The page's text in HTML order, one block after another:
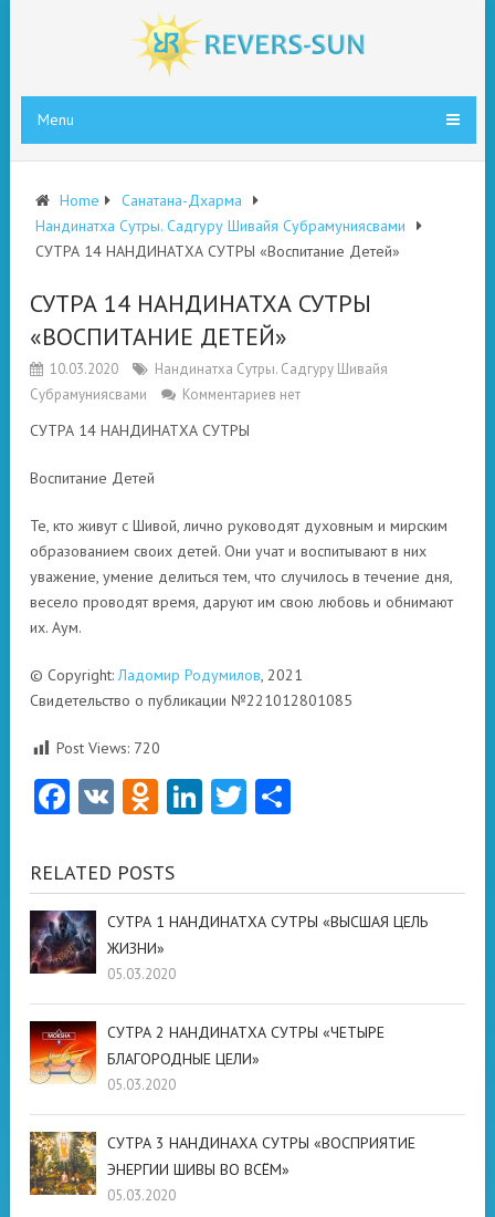
Menu
Home
Санатана-Дхарма
Нандинатха Сутры. Садгуру Шивайя Субрамуниясвами
СУТРА 14 НАНДИНАТХА СУТРЫ «Воспитание Детей»
СУТРА 14 НАНДИНАТХА СУТРЫ
«ВОСПИТАНИЕ ДЕТЕЙ»
10.03.2020
Нандинатха Сутры. Садгуру Шивайя
Субрамуниясвами
Комментариев нет
СУТРА 14 НАНДИНАТХА СУТРЫ
Воспитание Детей
Те, кто живут с Шивой, лично руководят духовным и мирским
образованием своих детей. Они учат и воспитывают в них
уважение, умение делиться тем, что случилось в течение дня,
весело проводят время, даруют им свою любовь и обнимают
их. Аум.
© Copyright:Ладомир Родумилов, 2021
Свидетельство о публикации №221012801085
Post Views: 720
Facebook
VK Odnoklassniki
LinkedIn
Twitter
RELATED POSTS
СУТРА 1 НАНДИНАТХА СУТРЫ «ВЫСШАЯ ЦЕЛЬ
ЖИЗНИ»
05.03.2020
СУТРА 2 НАНДИНАТХА СУТРЫ «ЧЕТЫРЕ
БЛАГОРОДНЫЕ ЦЕЛИ»
05.03.2020
СУТРА 3 НАНДИНАХА СУТРЫ «ВОСПРИЯТИЕ
ЭНЕРГИИ ШИВЫ ВО ВСЁМ»
05.03.2020